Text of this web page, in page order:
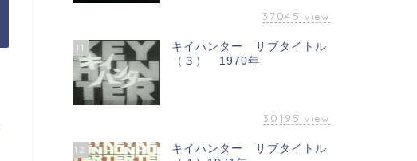
37045 view
11
キイハンター サブタイトル
（３） 1970年
30195 view
12
キイハンター サブタイトル